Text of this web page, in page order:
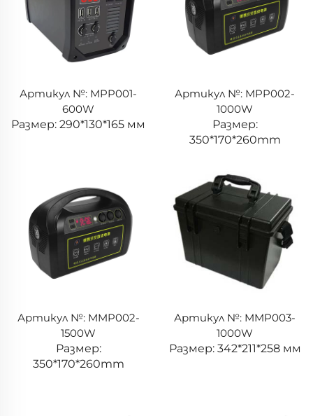
Артикул №: MPP001-
600W
Размер: 290*130*165 мм
Артикул №: MPP002-
1000W
Размер:
350*170*260mm
Артикул №: MMP002-
1500W
Размер:
350*170*260mm
Артикул №: MMP003-
1000W
Размер: 342*211*258 мм